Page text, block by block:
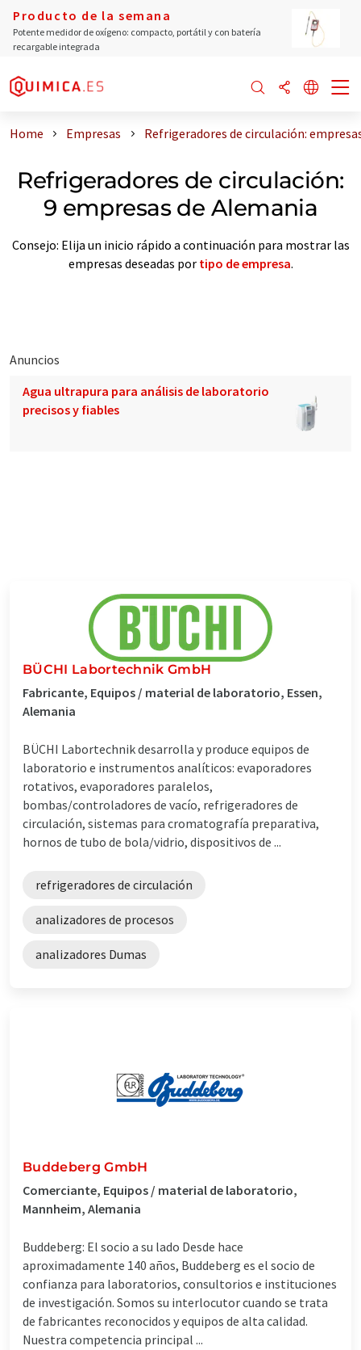
Producto de la semana
Potente medidor de oxígeno: compacto, portátil y con batería
recargable integrada
Home Empresas Refrigeradores de circulación:
Refrigeradores de circulación:
9 empresas de Alemania
Consejo: Elija un inicio rápido a continuación para mostrar las
empresas deseadas por tipo de empresa.
Anuncios
Agua ultrapura para análisis de laboratorio
precisos y fiables
BÜCHI Labortechnik GmbH
Fabricante, Equipos / material de laboratorio, Essen,
Alemania
BÜCHI Labortechnik desarrolla y produce equipos de
laboratorio e instrumentos analíticos: evaporadores
rotativos, evaporadores paralelos,
bombas/controladores de vacío, refrigeradores de
circulación, sistemas para cromatografía preparativa,
hornos de tubo de bola/vidrio, dispositivos de ...
refrigeradores de circulación
analizadores de procesos
analizadores Dumas
Buddeberg GmbH
Comerciante, Equipos / material de laboratorio,
Mannheim, Alemania
Buddeberg: El socio a su lado Desde hace
aproximadamente 140 años, Buddeberg es el socio de
confianza para laboratorios, consultorios e instituciones
de investigación. Somos su interlocutor cuando se trata
de fabricantes reconocidos y equipos de alta calidad.
Nuestra competencia principal ...